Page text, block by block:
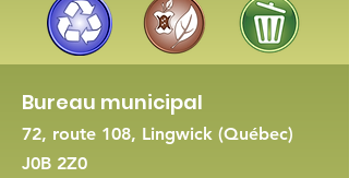
Bureau municipal
72, route 108, Lingwick (Québec)
J0B 2Z0